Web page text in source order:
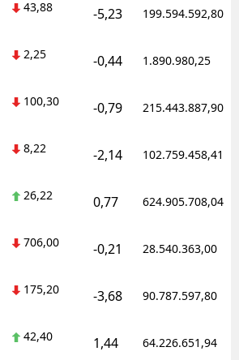
43,88 -5,23 199.594.592,80
2,25 -0,44 1.890.980,25
100,30 -0,79 215.443.887,90
8,22 -2,14 102.759.458,41
26,22 0,77 624.905.708,04
706,00 -0,21 28.540.363,00
175,20 -3,68 90.787.597,80
42,40 1,44 64.226.651,94